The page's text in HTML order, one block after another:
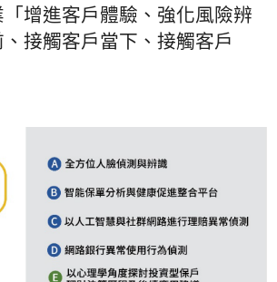
增進客戶體驗、強化風險辨
接觸客戶當下、接觸客戶